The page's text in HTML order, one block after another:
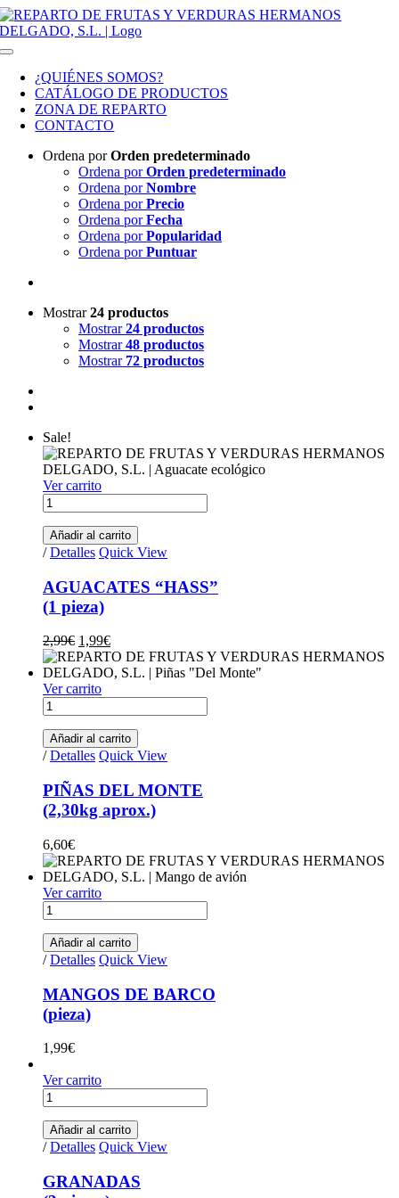
Saltar al contenido
Toggle Navigation
¿QUIÉNES SOMOS?
CATÁLOGO DE PRODUCTOS
ZONA DE REPARTO
CONTACTO
Ordena porOrden predeterminado
Ordena porOrden predeterminado
Ordena porNombre
Ordena porPrecio
Ordena porFecha
Ordena porPopularidad
Ordena porPuntuar
Mostrar24 productos
Mostrar24 productos
Mostrar48 productos
Mostrar 72 productos
Sale!
Ver carrito
AGUACATES "HASS"(1 pieza) quantity
Añadir al carrito
/ Detalles Quick View
AGUACATES “HASS”
(1 pieza)
2,99€ Original price was: 2,99€.
1,99€Current price is: 1,99€.
Ver carrito
PIÑAS DEL MONTE (2,30kg aprox.) quantity
Añadir al carrito
/ Detalles Quick View
PIÑAS DEL MONTE
(2,30kg aprox.)
6,60€
Ver carrito
MANGOS DE BARCO(pieza) quantity
Añadir al carrito
/ Detalles Quick View
MANGOS DE BARCO
(pieza)
1,99€
Ver carrito
GRANADAS (3 piezas) quantity
Añadir al carrito
/ Detalles Quick View
GRANADAS